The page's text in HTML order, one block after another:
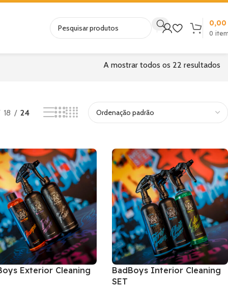
0
0,00
A mostrar todos os 22 resultados
18 24
Exterior Cleaning
BadBoys Interior Cleaning
SET